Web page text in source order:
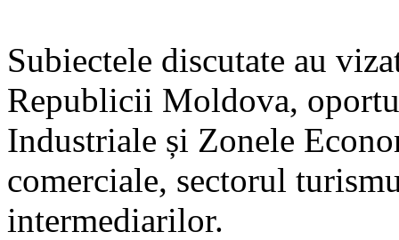
Subiectele discutate au
Republicii Moldova,
Industriale și Zonele
comerciale, sectorul
intermediarilor.